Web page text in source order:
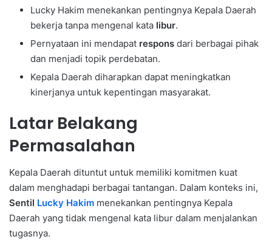
Lucky Hakim menekankan pentingnya Kepala Daerah
bekerja tanpa mengenal kata libur.
Pernyataan ini mendapat respons dari berbagai pihak
dan menjadi topik perdebatan.
Kepala Daerah diharapkan dapat meningkatkan
kinerjanya untuk kepentingan masyarakat.
Latar Belakang
Permasalahan
Kepala Daerah dituntut untuk memiliki komitmen kuat
dalam menghadapi berbagai tantangan. Dalam konteks ini,
Sentil Lucky Hakim menekankan pentingnya Kepala
Daerah yang tidak mengenal kata libur dalam menjalankan
tugasnya.